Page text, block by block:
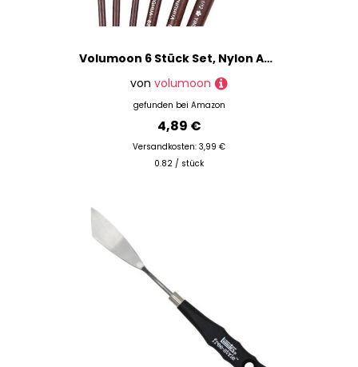
Volumoon 6 Stück Set, Nylon Acrylfarben, Ölmalerei, Aquarell, Breite Flache Pinsel, Künstlerset für Wasserfarben, Anfänger, Kinder und Gemälde Liebhaber
von volumoon
gefunden bei Amazon
4,89 €
Versandkosten: 3,99 €
0.82 / stück